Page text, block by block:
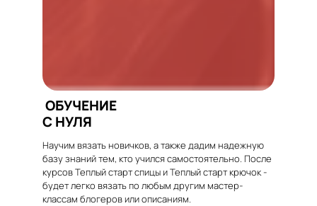
ОБУЧЕНИЕ
С НУЛЯ
Научим вязать новичков, а также дадим надежную
базу знаний тем, кто учился самостоятельно. После
курсов Теплый старт спицы и Теплый старт крючок -
будет легко вязать по любым другим мастер-
классам блогеров или описаниям.